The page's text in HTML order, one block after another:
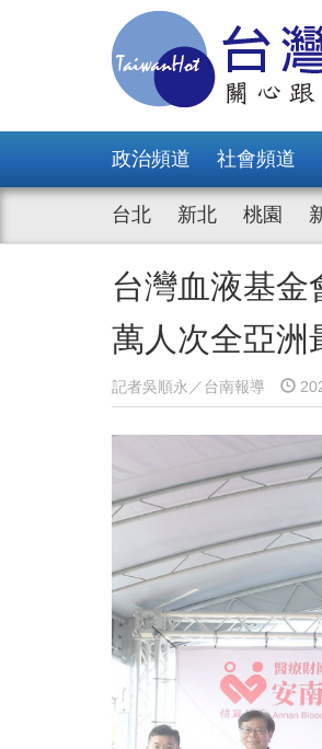
政治頻道 社會頻道
台北 新北 桃園
台灣血液基
萬人次全亞洲
記者吳順永／台南報導